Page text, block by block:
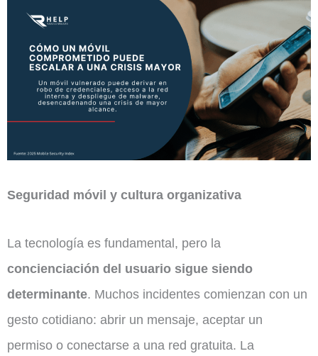
Seguridad móvil y cultura organizativa
La tecnología es fundamental, pero la
concienciación del usuario sigue siendo
determinante. Muchos incidentes comienzan con un
gesto cotidiano: abrir un mensaje, aceptar un
permiso o conectarse a una red gratuita. La